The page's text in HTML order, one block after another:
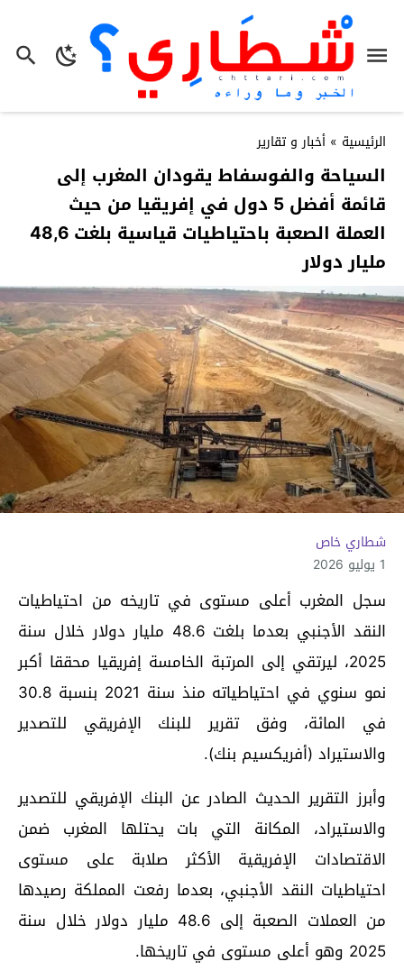
الرئيسية » أخبار و تقارير
السياحة والفوسفاط يقودان المغرب إلى
قائمة أفضل 5 دول في إفريقيا من حيث
العملة الصعبة باحتياطيات قياسية بلغت 48,6
مليار دولار
شطاري خاص
1 يوليو 2026
سجل المغرب أعلى مستوى في تاريخه من احتياطيات
النقد الأجنبي بعدما بلغت 48.6 مليار دولار خلال سنة
2025، ليرتقي إلى المرتبة الخامسة إفريقيا محققا أكبر
نمو سنوي في احتياطياته منذ سنة 2021 بنسبة 30.8
في المائة، وفق تقرير للبنك الإفريقي للتصدير
والاستيراد (أفريكسيم بنك).
وأبرز التقرير الحديث الصادر عن البنك الإفريقي للتصدير
والاستيراد، المكانة التي بات يحتلها المغرب ضمن
الاقتصادات الإفريقية الأكثر صلابة على مستوى
احتياطيات النقد الأجنبي، بعدما رفعت المملكة رصيدها
من العملات الصعبة إلى 48.6 مليار دولار خلال سنة
2025 وهو أعلى مستوى في تاريخها.